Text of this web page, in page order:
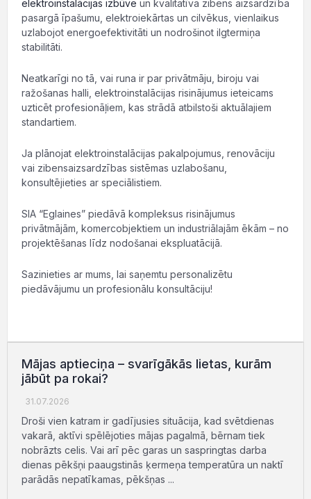
elektroinstalācijas izbūve un kvalitatīva zibens aizsardzība
pasargā īpašumu, elektroiekārtas un cilvēkus, vienlaikus
uzlabojot energoefektivitāti un nodrošinot ilgtermiņa
stabilitāti.
Neatkarīgi no tā, vai runa ir par privātmāju, biroju vai
ražošanas halli, elektroinstalācijas risinājumus ieteicams
uzticēt profesionāļiem, kas strādā atbilstoši aktuālajiem
standartiem.
Ja plānojat elektroinstalācijas pakalpojumus, renovāciju
vai zibensaizsardzības sistēmas uzlabošanu,
konsultējieties ar speciālistiem.
SIA “Eglaines” piedāvā kompleksus risinājumus
privātmājām, komercobjektiem un industriālajām ēkām – no
projektēšanas līdz nodošanai ekspluatācijā.
Sazinieties ar mums, lai saņemtu personalizētu
piedāvājumu un profesionālu konsultāciju!
Mājas aptieciņa – svarīgākās lietas, kurām
jābūt pa rokai?
31.07.2026
Droši vien katram ir gadījusies situācija, kad svētdienas
vakarā, aktīvi spēlējoties mājas pagalmā, bērnam tiek
nobrāzts celis. Vai arī pēc garas un saspringtas darba
dienas pēkšņi paaugstinās ķermeņa temperatūra un naktī
parādās nepatīkamas, pēkšņas ...